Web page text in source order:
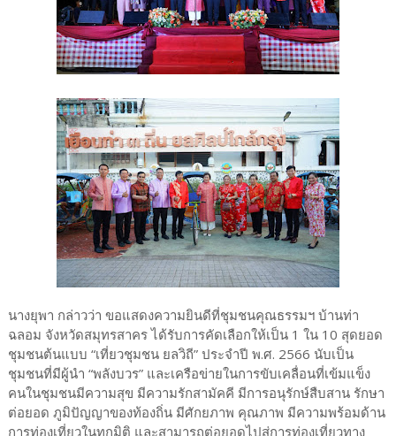
นางยุพา กล่าวว่า ขอแสดงความยินดีที่ชุมชนคุณธรรมฯ บ้านท่า
ฉลอม จังหวัดสมุทรสาคร ได้รับการคัดเลือกให้เป็น 1 ใน 10 สุดยอด
ชุมชนต้นแบบ “เที่ยวชุมชน ยลวิถี” ประจำปี พ.ศ. 2566 นับเป็น
ชุมชนที่มีผู้นำ “พลังบวร” และเครือข่ายในการขับเคลื่อนที่เข้มแข็ง
คนในชุมชนมีความสุข มีความรักสามัคคี มีการอนุรักษ์สืบสาน รักษา
ต่อยอด ภูมิปัญญาของท้องถิ่น มีศักยภาพ คุณภาพ มีความพร้อมด้าน
การท่องเที่ยวในทุกมิติ และสามารถต่อยอดไปสู่การท่องเที่ยวทาง